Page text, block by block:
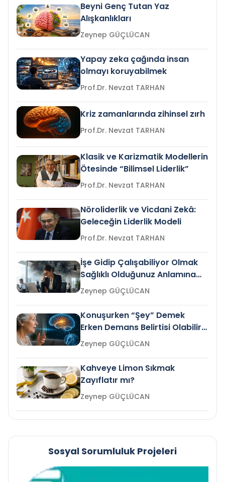
Beyni Genç Tutan Yaz
Alışkanlıkları
Zeynep GÜÇLÜCAN
Yapay zeka çağında insan
olmayı koruyabilmek
Prof.Dr. Nevzat TARHAN
Kriz zamanlarında zihinsel zırh
Prof.Dr. Nevzat TARHAN
Klasik ve Karizmatik Modellerin
Ötesinde “Bilimsel Liderlik”
Prof.Dr. Nevzat TARHAN
Nöroliderlik ve Vicdani Zekâ:
Geleceğin Liderlik Modeli
Prof.Dr. Nevzat TARHAN
İşe Gidip Çalışabiliyor Olmak
Sağlıklı Olduğunuz Anlamına
Gelir mi?Zeynep GÜÇLÜCAN
Konuşurken “Şey” Demek
Erken Demans Belirtisi Olabilir
mi?
Zeynep GÜÇLÜCAN
Kahveye Limon Sıkmak
Zayıflatır mı?
Zeynep GÜÇLÜCAN
Sosyal Sorumluluk Projeleri